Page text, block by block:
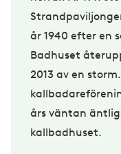
år 1940 efter en
Badhuset
2013 av en
års väntan
kallbadhuset.